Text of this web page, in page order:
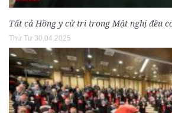
Tất cả Hồng y cử tri trong Mật nghị đều
Thứ Tư 30.04.2025